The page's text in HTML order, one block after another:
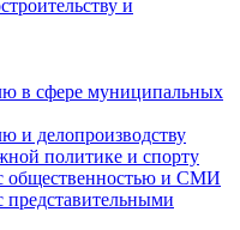
и
в сфере муниципальных
и делопроизводству
политике и спорту
общественностью и СМИ
представительными